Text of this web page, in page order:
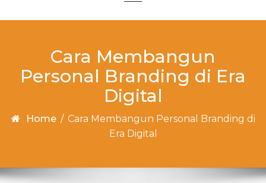
Cara Membangun
Personal Branding di Era
Digital
Home / Cara Membangun Personal Branding di
Era Digital